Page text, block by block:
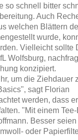
so schnell bitter
Auch
welchen Blättern
wurde,
Vielleicht sollte
Wolfsburg,
konzipiert.
um die Ziehdauer
sagt Florian
werden, dass
"Mit einem
Besser seien
oder